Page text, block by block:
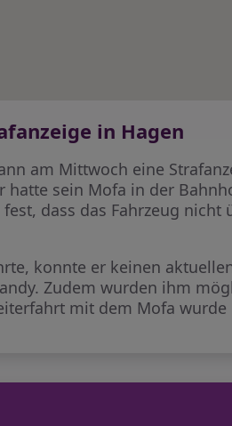
in Hagen
am Mittwoch eine
hatte sein Mofa in der
dass das Fahrzeug
konnte er keinen
Zudem wurden ihm
mit dem Mofa